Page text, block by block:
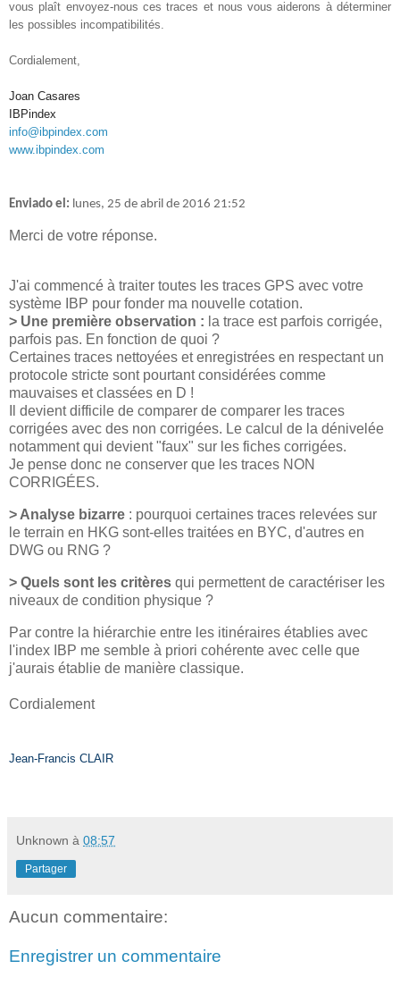
vous plaît envoyez-nous ces traces et nous vous aiderons à déterminer
les possibles incompatibilités.
Cordialement,
Joan Casares
IBPindex
info@ibpindex.com
www.ibpindex.com
Enviado el: lunes, 25 de abril de 2016 21:52
Merci de votre réponse.
J'ai commencé à traiter toutes les traces GPS avec votre
système IBP pour fonder ma nouvelle cotation.
> Une première observation : la trace est parfois corrigée,
parfois pas. En fonction de quoi ?
Certaines traces nettoyées et enregistrées en respectant un
protocole stricte sont pourtant considérées comme
mauvaises et classées en D !
Il devient difficile de comparer de comparer les traces
corrigées avec des non corrigées. Le calcul de la dénivelée
notamment qui devient "faux" sur les fiches corrigées.
Je pense donc ne conserver que les traces NON
CORRIGÉES.
> Analyse bizarre : pourquoi certaines traces relevées sur
le terrain en HKG sont-elles traitées en BYC, d'autres en
DWG ou RNG ?
> Quels sont les critères qui permettent de caractériser les
niveaux de condition physique ?
Par contre la hiérarchie entre les itinéraires établies avec
l'index IBP me semble à priori cohérente avec celle que
j'aurais établie de manière classique.
Cordialement
Jean-Francis CLAIR
Unknown à 08:57
Partager
Aucun commentaire:
Enregistrer un commentaire